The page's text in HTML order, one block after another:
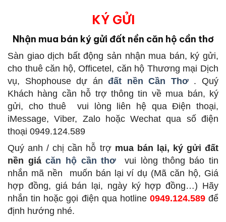
KÝ GỬI
Nhận mua bán ký gửi đất nền căn hộ cần thơ
Sàn giao dịch bất động sản nhận mua bán, ký gửi,
cho thuê căn hộ, Officetel, căn hộ Thương mại Dịch
vụ, Shophouse dự ánđất nền Cần Thơ.Quý
Khách hàng cần hỗ trợ thông tin về mua bán, ký
gửi, cho thuê
vui lòng liên hệ qua Điện thoại,
iMessage, Viber, Zalo hoặc Wechat qua số điện
thoại 0949.124.589
Quý anh / chị cần hỗ trợ mua bán lại, ký gửi đất
nền giácăn hộ cần thơ vui lòng thông báo tin
nhắn mã nền
muốn bán lại ví dụ (Mã căn hộ, Giá
hợp đồng, giá bán lại, ngày ký hợp đồng…) Hãy
nhắn tin hoặc gọi điện qua hotline 0949.124.589để
định hướng nhé.